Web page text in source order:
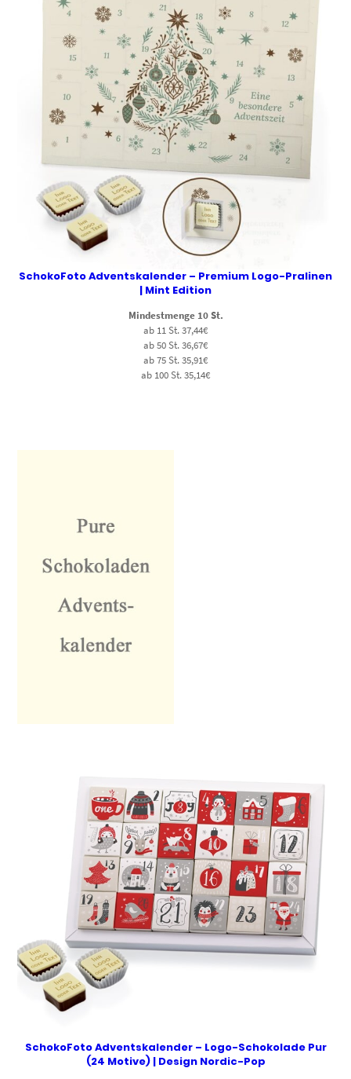
SchokoFoto Adventskalender – Premium Logo-Pralinen
| Mint Edition
Mindestmenge 10 St.
ab 11 St. 37,44€
ab 50 St. 36,67€
ab 75 St. 35,91€
ab 100 St. 35,14€
SchokoFoto Adventskalender – Logo-Schokolade Pur
(24 Motive) | Design Nordic-Pop